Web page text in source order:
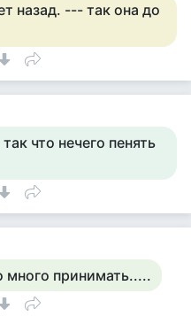
назад. --- так она до
что нечего пенять
много принимать.....